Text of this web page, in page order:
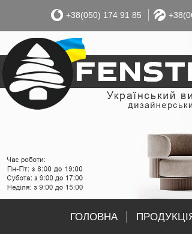
+38(050) 174 91 85
ГОЛОВНА